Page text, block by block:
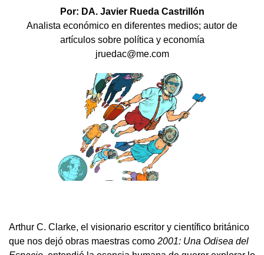
Por: DA. Javier Rueda Castrillón
Analista económico en diferentes medios; autor de
artículos sobre política y economía
jruedac@me.com
Arthur C. Clarke, el visionario escritor y científico británico
que nos dejó obras maestras como 2001: Una Odisea del